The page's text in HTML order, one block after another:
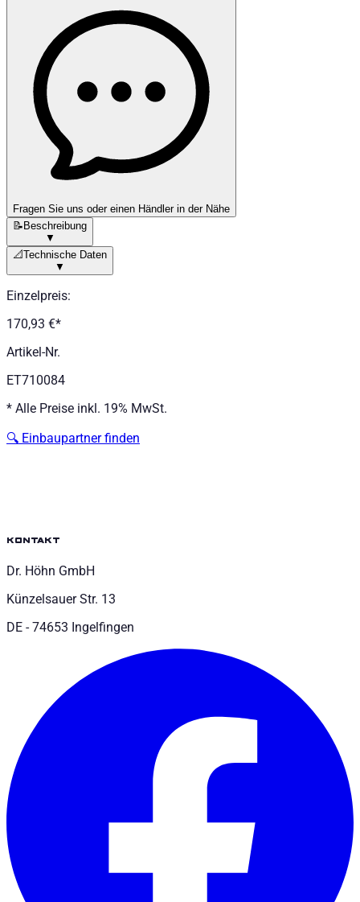
Fragen Sie uns oder einen Händler in der Nähe
📝Beschreibung
▼
📐Technische Daten
▼
Einzelpreis:
170,93 €*
Artikel-Nr.
ET710084
* Alle Preise inkl. 19% MwSt.
🔍 Einbaupartner finden
kontakt
Dr. Höhn GmbH
Künzelsauer Str. 13
DE - 74653 Ingelfingen